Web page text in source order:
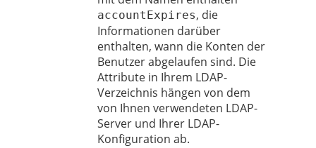
accountExpires, die
Informationen darüber
enthalten, wann die Konten der
Benutzer abgelaufen sind. Die
Attribute in Ihrem LDAP-
Verzeichnis hängen von dem
von Ihnen verwendeten LDAP-
Server und Ihrer LDAP-
Konfiguration ab.